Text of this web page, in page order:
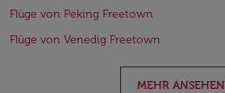
Flüge von Peking Freetown
Flüge von Venedig Freetown
MEHR ANSEHEN